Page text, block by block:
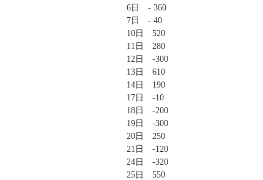
6日 - 360
7日 - 40
10日 520
11日 280
12日 -300
13日 610
14日 190
17日 -10
18日 -200
19日 -300
20日 250
21日 -120
24日 -320
25日 550